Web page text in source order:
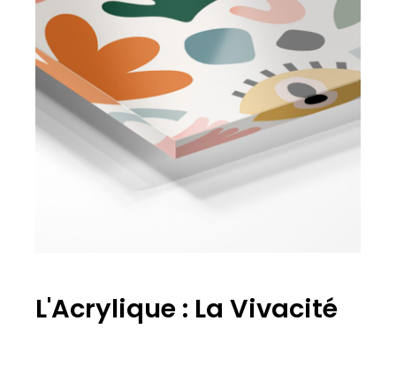
L'Acrylique : La Vivacité